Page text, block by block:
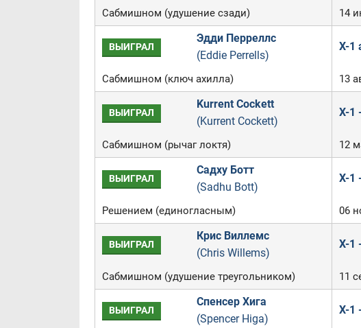
Сабмишном (удушение сзади) 14
ВЫИГРАЛ
Эдди Перреллс
(Eddie Perrells)
X-1
Сабмишном (ключ ахилла) 13
ВЫИГРАЛ
Kurrent Cockett
(Kurrent Cockett)
X-1
Сабмишном (рычаг локтя) 12
ВЫИГРАЛ
Садху Ботт
(Sadhu Bott)
X-1
Решением (единогласным) 06
ВЫИГРАЛ
Крис Виллемс
(Chris Willems)
X-1
Сабмишном (удушение треугольником) 11
ВЫИГРАЛ
Спенсер Хига
(Spencer Higa)
X-1